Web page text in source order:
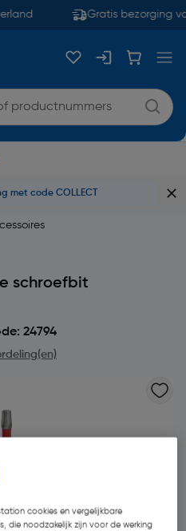
Gratis bezorging
met code COLLECT
schroefbit
24794
cookies en vergelijkbare
die noodzakelijk zijn voor de werking